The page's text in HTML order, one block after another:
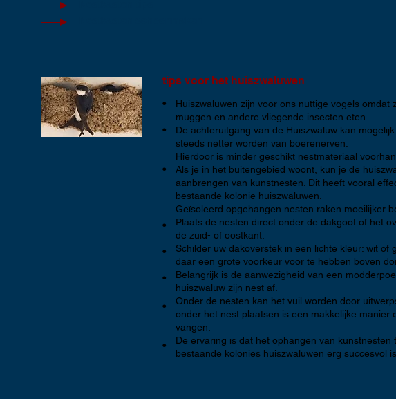
tips voor het huiszwaluwen
Huiszwaluwen zijn voor ons nuttige vogels
muggen en andere vliegende insecten eten.
De achteruitgang van de Huiszwaluw kan
steeds netter worden van boerenerven.
Hierdoor is minder geschikt nestmateriaal
Als je in het buitengebied woont, kun je de
aanbrengen van kunstnesten. Dit heeft vooral
bestaande kolonie huiszwaluwen.
Geïsoleerd opgehangen nesten raken moeilijker
Plaats de nesten direct onder de dakgoot of het
de zuid- of oostkant.
Schilder uw dakoverstek in een lichte kleur: wit of
daar een grote voorkeur voor te hebben boven
Belangrijk is de aanwezigheid van een
huiszwaluw zijn nest af.
Onder de nesten kan het vuil worden door
onder het nest plaatsen is een makkelijke manier
vangen.
De ervaring is dat het ophangen van kunstnesten
bestaande kolonies huiszwaluwen erg succesvol is.
•
•
•
•
•
•
•
•